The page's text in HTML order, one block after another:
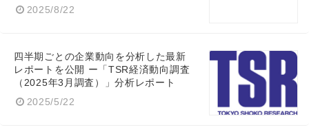
2025/8/22
四半期ごとの企業動向を分析した最新
レポートを公開 ー「TSR経済動向調査
（2025年3月調査）」分析レポート
2025/5/22